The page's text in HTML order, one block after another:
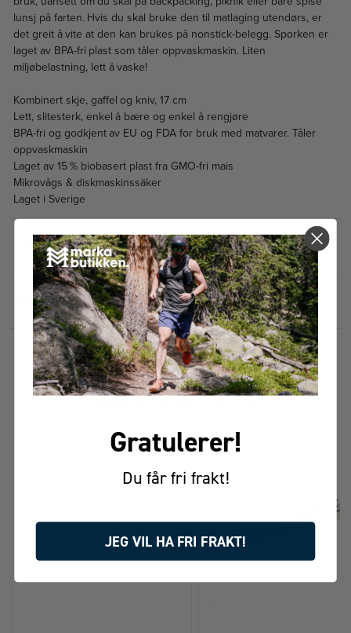
lunsj på farten. Hvis du skal bruke den til matlaging utendørs, er
det greit å vite at den kan brukes på nonstick-belegg. Sporken er
laget av BPA-fri plast som tåler oppvaskmaskin. Liten
miljøbelastning, lett å vaske!
Kombinert skje, gaffel og kniv, 17 cm
Lett, slitesterk, enkel å bære og enkel å rengjøre
BPA-fri og godkjent av EU og FDA for bruk med matvarer. Tåler
oppvaskmaskin
Laget av 15 % biobasert plast fra GMO-fri mais
Mikrovågs & diskmaskinssäker
Laget i Sverige
SPESIFIKASJONER 1
PRISHISTORIKK
FÅR VI FORESLÅ
Gratulerer!
Du får fri frakt!
JEG VIL HA FRI FRAKT!